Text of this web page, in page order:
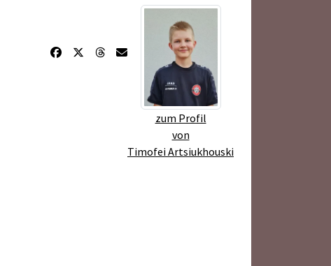
zum Profil
von
Timofei Artsiukhouski